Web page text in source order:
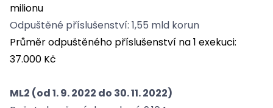
milionu
Odpuštěné příslušenství: 1,55 mld korun
Průměr odpuštěného příslušenství na 1 exekuci:
37.000 Kč
ML2 (od 1. 9. 2022 do 30. 11. 2022)